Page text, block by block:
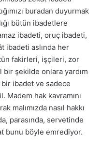
buradan duyurmak
bütün ibadetlere
ibadeti, oruç ibadeti,
ibadeti aslında her
fakirleri, işçileri, zor
şekilde onlara yardım
ibadet ve sadece
Madem hak kavramını
malımızda nasıl hakkı
parasında, servetinde
bunu böyle emrediyor.